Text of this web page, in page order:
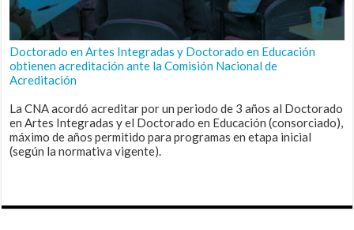
Doctorado en Artes Integradas y Doctorado en Educación
obtienen acreditación ante la Comisión Nacional de
Acreditación
La CNA acordó acreditar por un periodo de 3 años al Doctorado
en Artes Integradas y el Doctorado en Educación (consorciado),
máximo de años permitido para programas en etapa inicial
(según la normativa vigente).